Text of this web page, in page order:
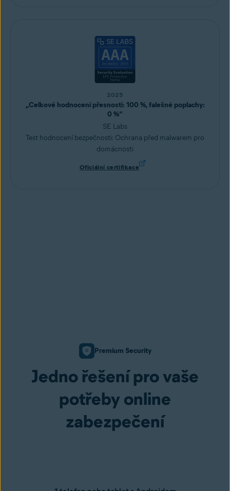
2025
„Celkové hodnocení přesnosti: 100 %, falešné poplachy:
0 %“
SE Labs
Test hodnocení bezpečnosti: Ochrana před malwarem pro
domácnosti
Oficiální certifikace
Premium Security
Jedno řešení pro vaše
potřeby online
zabezpečení